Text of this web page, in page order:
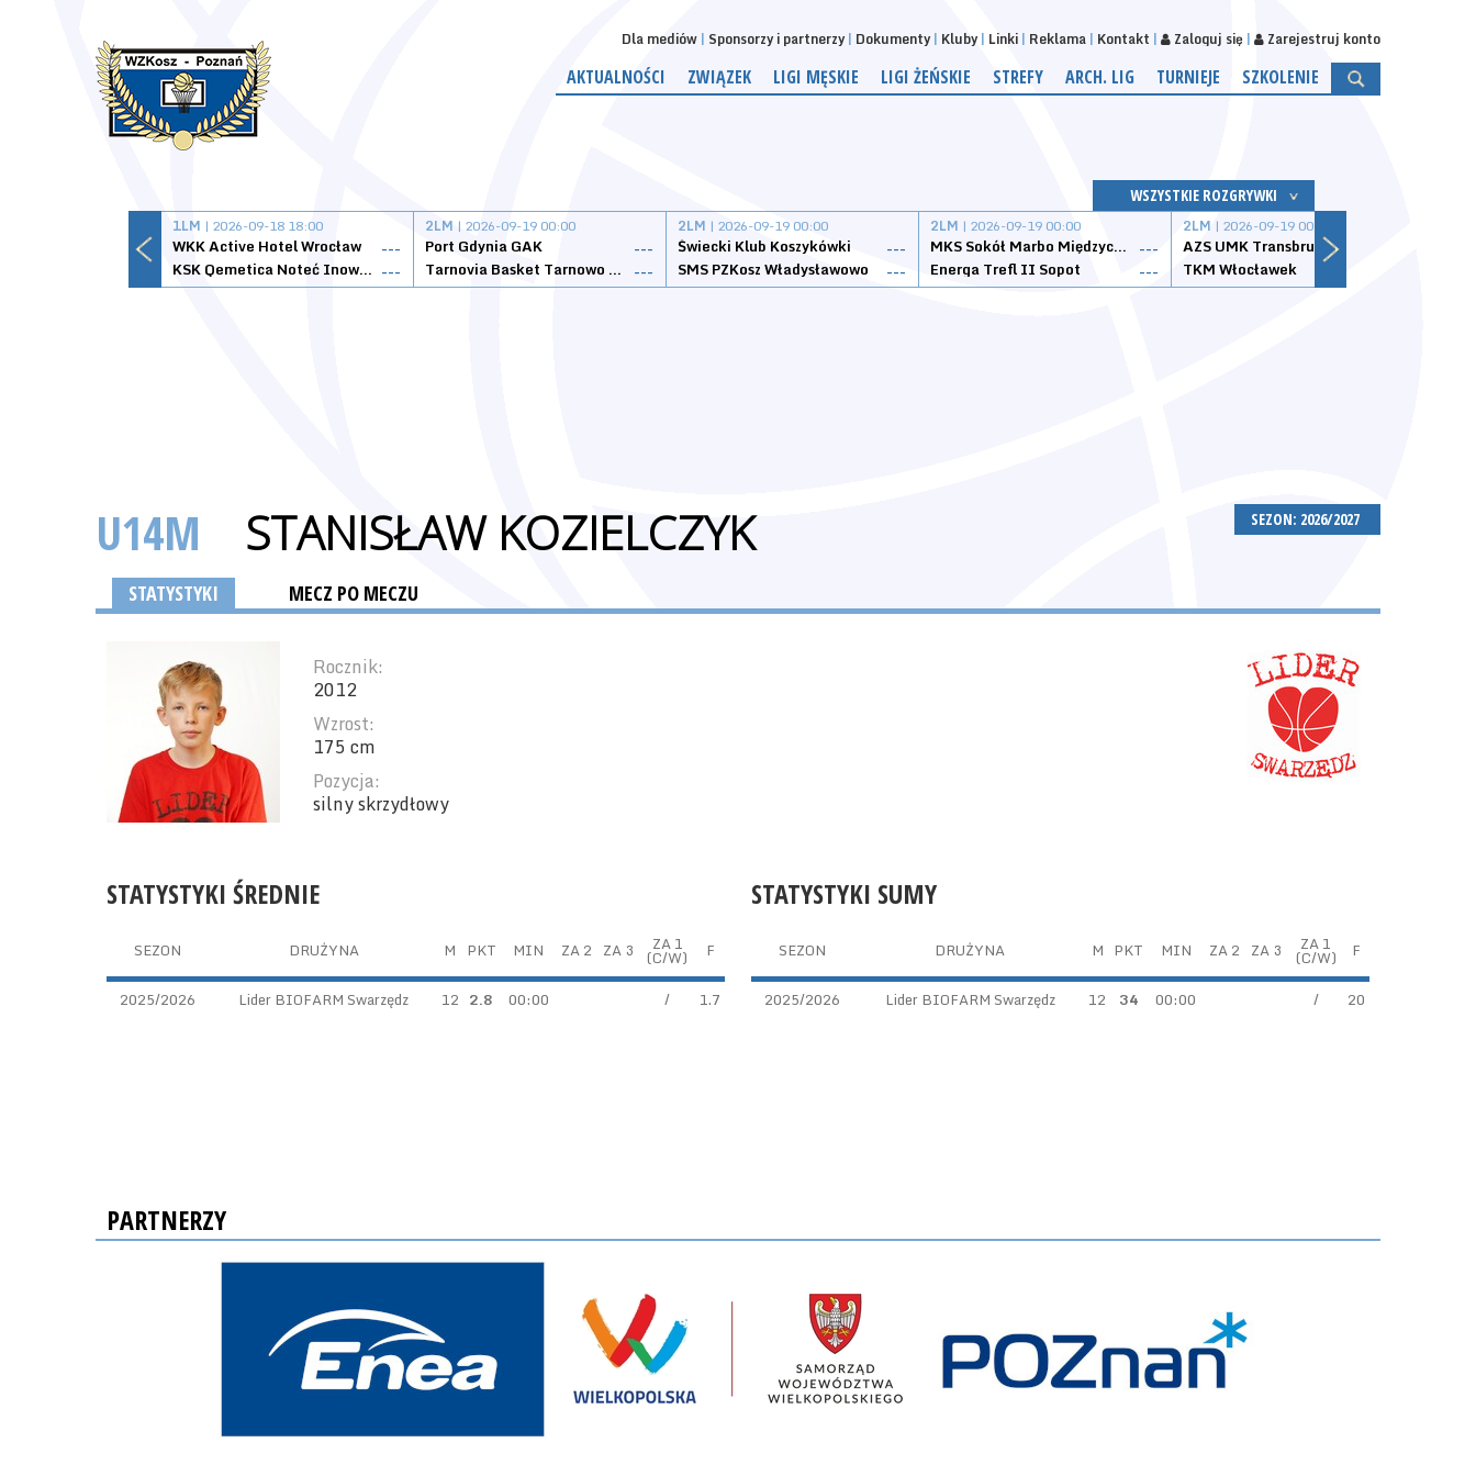
Dla mediów Sponsorzy i partnerzy Dokumenty Kluby Linki Reklama Kontakt Zaloguj się Zarejestruj konto
AKTUALNOŚCI ZWIĄZEK LIGI MĘSKIE LIGI ŻEŃSKIE STREFY ARCH. LIG TURNIEJE SZKOLENIE
WSZYSTKIE ROZGRYWKI
1LM | 2026-09-18 18:00
WKK Active Hotel Wrocław
---
KSK Qemetica Noteć Inowrocław ---
2LM | 2026-09-19 00:00
Port Gdynia GAK
---
Tarnovia Basket Tarnowo Podgórne ---
2LM | 2026-09-19 00:00
Świecki Klub Koszykówki
---
SMS PZKosz Władysławowo
---
2LM | 2026-09-19 00:00
MKS Sokół Marbo Międzychód ---
Energa Trefl II Sopot
---
2LM | 2026-09-19 00:00
AZS UMK Transbruk Toruń
TKM Włocławek
SEZON: 2026/2027
U14M STANISŁAW KOZIELCZYK
STATYSTYKI MECZ PO MECZU
Rocznik:
2012
Wzrost:
175 cm
Pozycja:
silny skrzydłowy
STATYSTYKI SUMY
SEZON DRUŻYNA M PKT MIN ZA 2 ZA 3 ZA 1
(C/W) F
2025/2026 Lider BIOFARM Swarzędz 12 34 00:00 / 20
STATYSTYKI ŚREDNIE
SEZON DRUŻYNA M PKT MIN ZA 2 ZA 3 ZA 1
(C/W) F
2025/2026 Lider BIOFARM Swarzędz 12 2.8 00:00 / 1.7
PARTNERZY